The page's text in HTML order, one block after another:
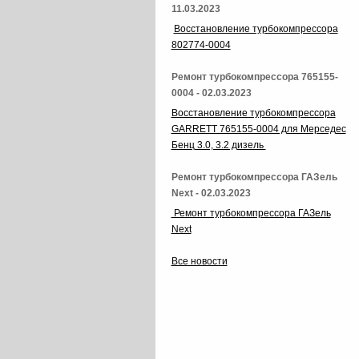
11.03.2023
Восстановление турбокомпрессора
802774-0004
Ремонт турбокомпрессора 765155-
0004 - 02.03.2023
Восстановление турбокомпрессора
GARRETT 765155-0004 для Мерседес
Бенц 3.0, 3.2 дизель
Ремонт турбокомпрессора ГАЗель
Next - 02.03.2023
Ремонт турбокомпрессора ГАЗель
Next
Все новости